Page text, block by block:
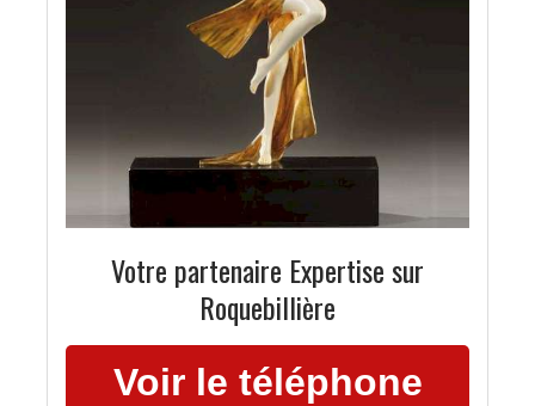
Votre partenaire Expertise sur
Roquebillière